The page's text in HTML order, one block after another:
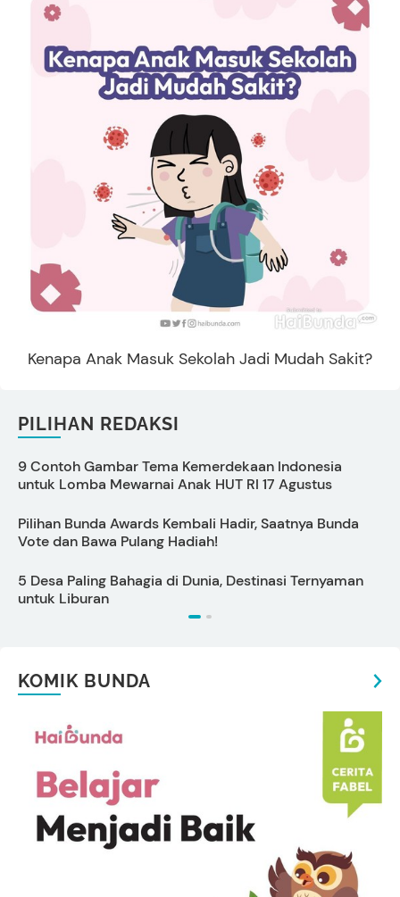
Kenapa Anak Masuk Sekolah Jadi Mudah Sakit?
PILIHAN REDAKSI
9 Contoh Gambar Tema Kemerdekaan Indonesia
untuk Lomba Mewarnai Anak HUT RI 17 Agustus
Pilihan Bunda Awards Kembali Hadir, Saatnya Bunda
Vote dan Bawa Pulang Hadiah!
5 Desa Paling Bahagia di Dunia, Destinasi Ternyaman
untuk Liburan
KOMIK BUNDA